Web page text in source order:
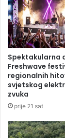
j
e
i
m
u
n
i
c
a
e
o
s
k
r
a
ć
n
p
r
Spektakularna
Freshwave
regionalnih
svjetskog
zvuka
prije 21 sat